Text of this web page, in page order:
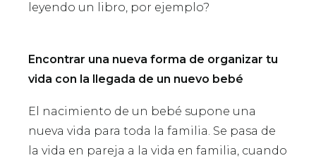
leyendo un libro, por ejemplo?
Encontrar una nueva forma de organizar tu
vida con la llegada de un nuevo bebé
El nacimiento de un bebé supone una
nueva vida para toda la familia. Se pasa de
la vida en pareja a la vida en familia, cuando